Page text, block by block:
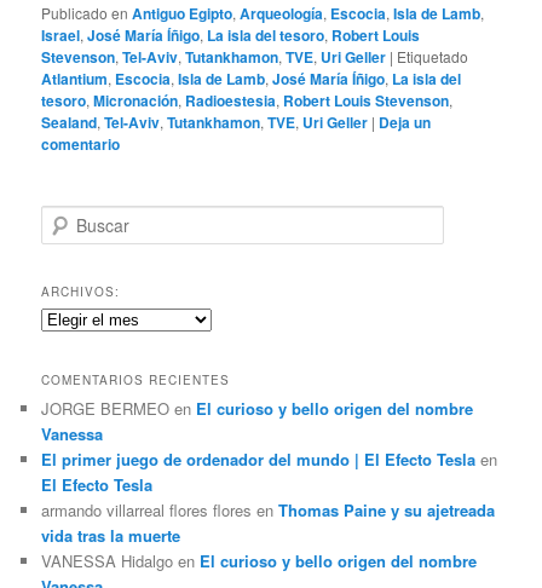
Publicado en Antiguo Egipto,Arqueología, Escocia,Isla de Lamb,
Israel,José María Íñigo, La isla del tesoro, Robert Louis
Stevenson,Tel-Aviv,Tutankhamon,TVE, Uri Geller | Etiquetado
Atlantium, Escocia,Isla de Lamb,José María Íñigo, La isla del
tesoro,Micronación, Radioestesia, Robert Louis Stevenson,
Sealand,Tel-Aviv,Tutankhamon,TVE, Uri Geller | Deja un
comentario
u
c
a
r
ARCHIVOS:
Archivos:
COMENTARIOS RECIENTES
JORGE BERMEO en El curioso y bello origen del nombre
Vanessa
El primer juego de ordenador del mundo | El Efecto Tesla en
El Efecto Tesla
armando villarreal flores flores enThomas Paine y su ajetreada
vida tras la muerte
VANESSA Hidalgo en El curioso y bello origen del nombre